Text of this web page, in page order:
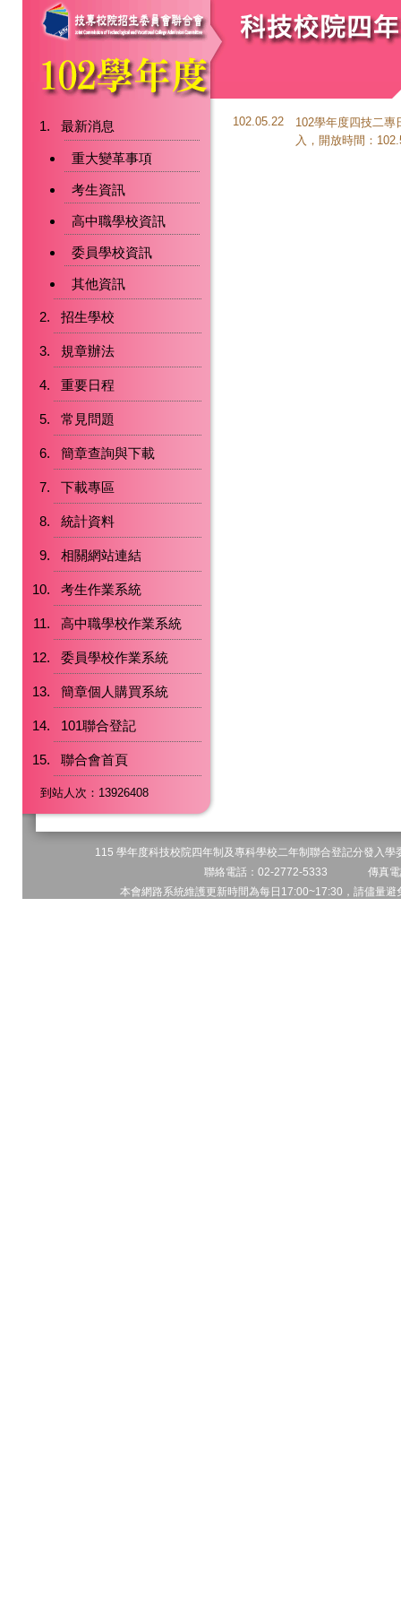
最新消息
重大變革事項
考生資訊
高中職學校資訊
委員學校資訊
其他資訊
招生學校
規章辦法
重要日程
常見問題
簡章查詢與下載
下載專區
統計資料
相關網站連結
考生作業系統
高中職學校作業系統
委員學校作業系統
簡章個人購買系統
101聯合登記
聯合會首頁
到站人次：13926408
102.05.22
102學年度四技二
入，開放時間：
115 學年度科技校院四年制及專科學校二年制聯合登記分發
聯絡電話：02-2772-5333 傳真
本會網路系統維護更新時間為每日17:00~17:30，請儘量